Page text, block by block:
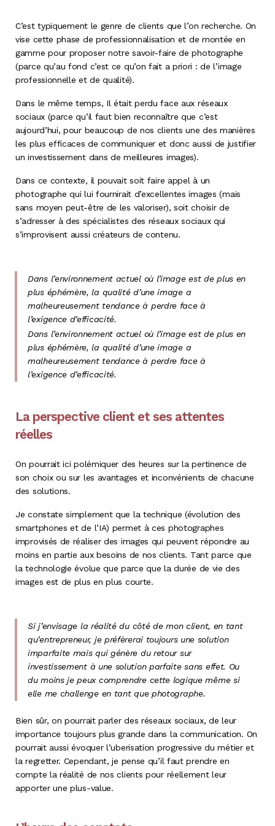
C’est typiquement le genre de clients que l’on recherche. On
vise cette phase de professionnalisation et de montée en
gamme pour proposer notre savoir-faire de photographe
(parce qu’au fond c’est ce qu’on fait a priori : de l’image
professionnelle et de qualité).
Dans le même temps, Il était perdu face aux réseaux
sociaux (parce qu’il faut bien reconnaître que c’est
aujourd’hui, pour beaucoup de nos clients une des manières
les plus efficaces de communiquer et donc aussi de justifier
un investissement dans de meilleures images).
Dans ce contexte, il pouvait soit faire appel à un
photographe qui lui fournirait d’excellentes images (mais
sans moyen peut-être de les valoriser), soit choisir de
s’adresser à des spécialistes des réseaux sociaux qui
s’improvisent aussi créateurs de contenu.
Dans l’environnement actuel où l’image est de plus en
plus éphémère, la qualité d’une image a
malheureusement tendance à perdre face à
l’exigence d’efficacité.
Dans l’environnement actuel où l’image est de plus en
plus éphémère, la qualité d’une image a
malheureusement tendance à perdre face à
l’exigence d’efficacité.
La perspective client et ses attentes
réelles
On pourrait ici polémiquer des heures sur la pertinence de
son choix ou sur les avantages et inconvénients de chacune
des solutions.
Je constate simplement que la technique (évolution des
smartphones et de l’IA) permet à ces photographes
improvisés de réaliser des images qui peuvent répondre au
moins en partie aux besoins de nos clients. Tant parce que
la technologie évolue que parce que la durée de vie des
images est de plus en plus courte.
Si j’envisage la réalité du côté de mon client, en tant
qu’entrepreneur, je préfèrerai toujours une solution
imparfaite mais qui génère du retour sur
investissement à une solution parfaite sans effet. Ou
du moins je peux comprendre cette logique même si
elle me challenge en tant que photographe.
Bien sûr, on pourrait parler des réseaux sociaux, de leur
importance toujours plus grande dans la communication. On
pourrait aussi évoquer l’uberisation progressive du métier et
la regretter. Cependant, je pense qu’il faut prendre en
compte la réalité de nos clients pour réellement leur
apporter une plus-value.